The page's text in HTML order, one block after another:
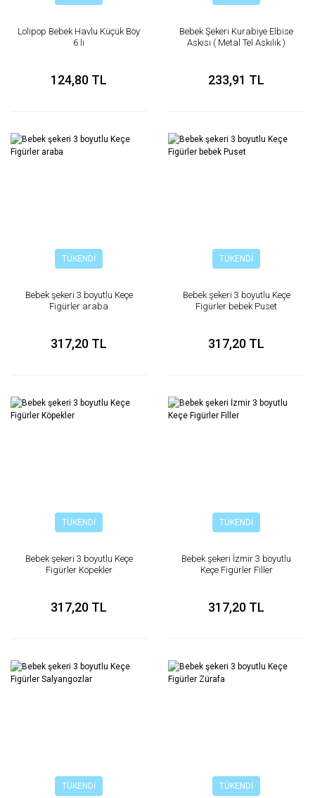
Lolipop Bebek Havlu Küçük Boy
6 lı
124,80 TL
Bebek Şekeri Kurabiye Elbise
Askısı ( Metal Tel Askılık )
233,91 TL
TÜKENDİ
Bebek şekeri 3 boyutlu Keçe
Figürler araba
317,20 TL
TÜKENDİ
Bebek şekeri 3 boyutlu Keçe
Figürler bebek Puset
317,20 TL
TÜKENDİ
Bebek şekeri 3 boyutlu Keçe
Figürler Köpekler
317,20 TL
TÜKENDİ
Bebek şekeri İzmir 3 boyutlu
Keçe Figürler Filler
317,20 TL
TÜKENDİ TÜKENDİ